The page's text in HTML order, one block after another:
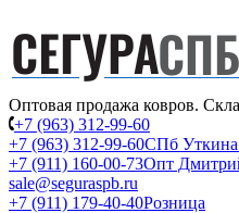
Оптовая продажа ковров.
+7 (963) 312-99-60
+7 (963) 312-99-60СПб Уткина
+7 (911) 160-00-73Опт
sale@seguraspb.ru
+7 (911) 179-40-40Розница